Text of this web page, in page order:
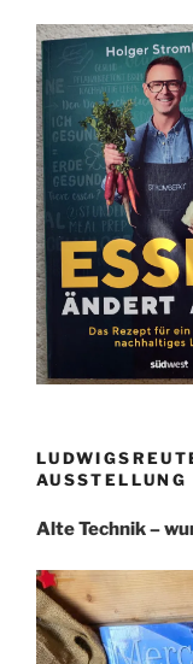
AUSSTELLUNG
Alte Technik –